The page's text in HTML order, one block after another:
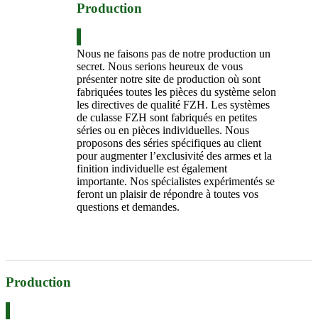
Production
Nous ne faisons pas de notre production un
secret. Nous serions heureux de vous
présenter notre site de production où sont
fabriquées toutes les pièces du système selon
les directives de qualité FZH. Les systèmes
de culasse FZH sont fabriqués en petites
séries ou en pièces individuelles. Nous
proposons des séries spécifiques au client
pour augmenter l’exclusivité des armes et la
finition individuelle est également
importante. Nos spécialistes expérimentés se
feront un plaisir de répondre à toutes vos
questions et demandes.
Production